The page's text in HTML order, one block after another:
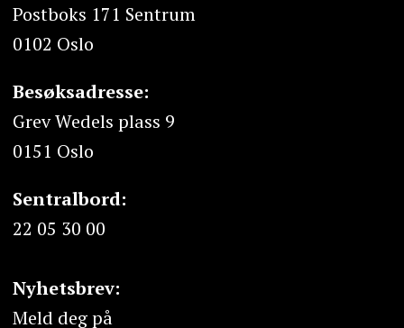
Postboks 171 Sentrum
0102 Oslo
Besøksadresse:
Grev Wedels plass 9
0151 Oslo
Sentralbord:
22 05 30 00
Nyhetsbrev:
Meld deg på